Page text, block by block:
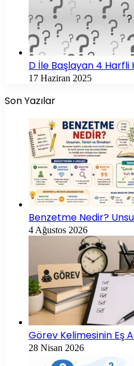
D İle Başlayan 4 Harfli
17 Haziran 2025
Son Yazılar
Benzetme Nedir?
4 Ağustos 2026
Görev Kelimesinin Eş
28 Nisan 2026